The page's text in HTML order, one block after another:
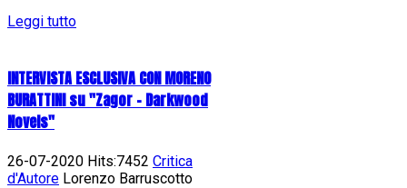
Leggi tutto
INTERVISTA ESCLUSIVA CON MORENO
BURATTINI su "Zagor - Darkwood
Novels"
26-07-2020 Hits:7452 Critica
d'Autore Lorenzo Barruscotto